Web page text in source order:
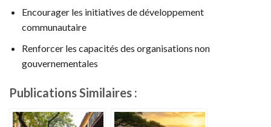
Encourager les initiatives de développement
communautaire
Renforcer les capacités des organisations non
gouvernementales
Publications Similaires :